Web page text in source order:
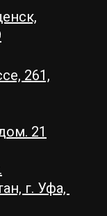
261,
21
г. Уфа,